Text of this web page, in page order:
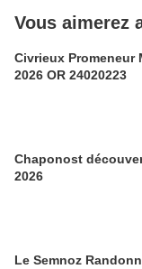
Vous aimerez
Civrieux Promeneur Mercredi 5 aout
2026 OR 24020223
Chaponost découverte mardi 4
2026
Le Semnoz Randonneur Montagne